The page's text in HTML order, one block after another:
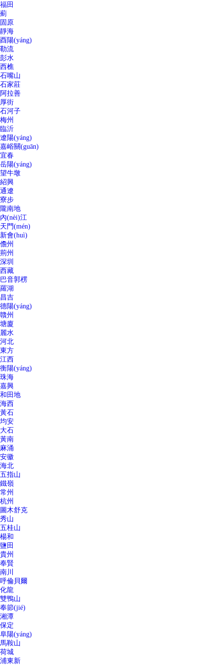
福田
薊
固原
靜海
酉陽(yáng)
勒流
彭水
西樵
石嘴山
石家莊
阿拉善
厚街
石河子
梅州
臨沂
遼陽(yáng)
嘉峪關(guān)
宜春
岳陽(yáng)
望牛墩
紹興
通遼
寮步
隴南地
內(nèi)江
天門(mén)
新會(huì)
儋州
荊州
深圳
西藏
巴音郭楞
羅湖
昌吉
德陽(yáng)
贛州
塘廈
麗水
河北
東方
江西
衡陽(yáng)
珠海
嘉興
和田地
海西
黃石
均安
大石
黃南
麻涌
安徽
海北
五指山
鐵嶺
常州
杭州
圖木舒克
秀山
五桂山
楊和
鹽田
貴州
奉賢
南川
呼倫貝爾
化龍
雙鴨山
奉節(jié)
湘潭
保定
阜陽(yáng)
馬鞍山
荷城
浦東新